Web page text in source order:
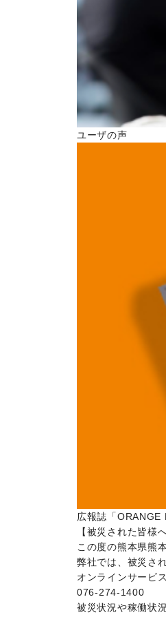
ユーザの声
広報誌「ORANGE
【被災された皆様
この度の熊本県熊
弊社では、被災さ
オンラインサービ
076-274-1400
被災状況や稼働状